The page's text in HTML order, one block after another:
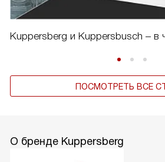
Kuppersberg и Kuppersbusch – в
ПОСМОТРЕТЬ ВСЕ
О бренде Kuppersberg